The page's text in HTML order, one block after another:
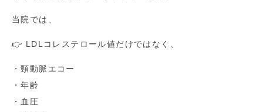
当院では、
👉 LDLコレステロール値だけではなく、
・頸動脈エコー
・年齢
・血圧